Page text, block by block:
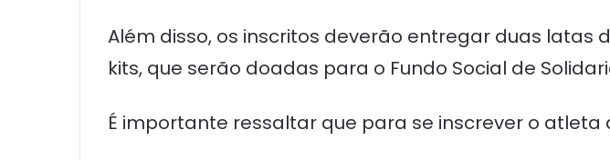
Além disso, os inscritos deverão entregar duas
kits, que serão doadas para o Fundo Social de
É importante ressaltar que para se inscrever o